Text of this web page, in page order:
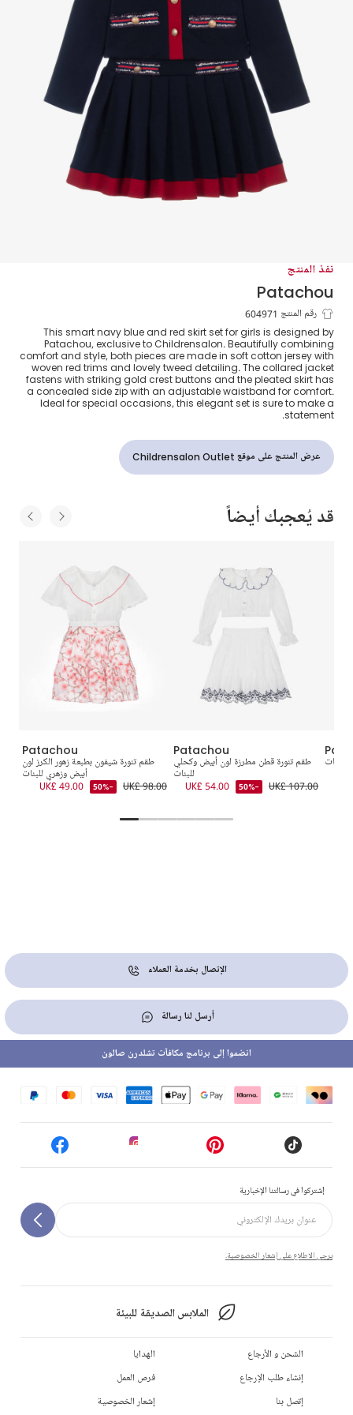
نفذ المنتج
Patachou
طقم تنورة قطني جيرسي لون كحلي للبنات
رقم المنتج 604971
This smart navy blue and red skirt set for girls is designed by
Patachou, exclusive to Childrensalon. Beautifully combining
comfort and style, both pieces are made in soft cotton jersey with
woven red trims and lovely tweed detailing. The collared jacket
fastens with striking gold crest buttons and the pleated skirt has
a concealed side zip with an adjustable waistband for comfort.
Ideal for special occasions, this elegant set is sure to make a
statement.
عرض المنتج على موقع Childrensalon Outlet
قد يُعجبك أيضاً
Patachou
طقم تنورة شيفون بطبعة زهور الكرز لون
أبيض وزهري للبنات
UK£ 98.00
-50%
UK£ 49.00
Patachou
طقم تنورة قطن مطرزة لون أبيض وكحلي
للبنات
UK£ 107.00
-50%
UK£ 54.00
للبنات
الإتصال بخدمة العملاء
أرسل لنا رسالة
إشتركوا في رسالتنا الإخبارية
يرجى الاطلاع على إشعار الخصوصية.
الملابس الصديقة للبيئة
انضموا إلى برنامج مكافآت تشلدرن صالون
الشحن و الأرجاع
إنشاء طلب الإرجاع
إتصل بنا
الهدايا
فرص العمل
إشعار الخصوصية